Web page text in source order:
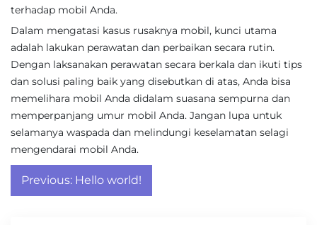
terhadap mobil Anda.
Dalam mengatasi kasus rusaknya mobil, kunci utama
adalah lakukan perawatan dan perbaikan secara rutin.
Dengan laksanakan perawatan secara berkala dan ikuti tips
dan solusi paling baik yang disebutkan di atas, Anda bisa
memelihara mobil Anda didalam suasana sempurna dan
memperpanjang umur mobil Anda. Jangan lupa untuk
selamanya waspada dan melindungi keselamatan selagi
mengendarai mobil Anda.
Post
navigation
Previous: Hello world!